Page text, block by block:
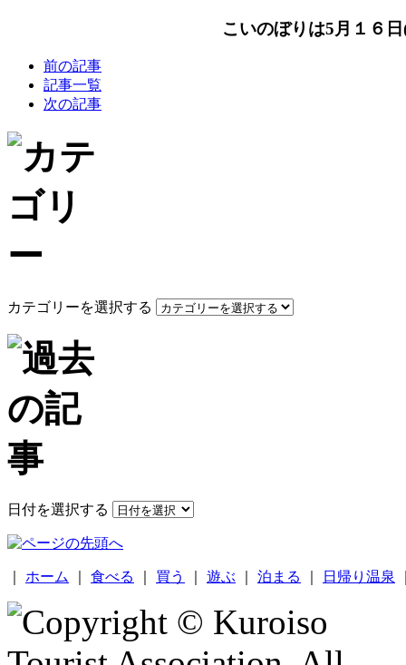
こいのぼりは5月１６
前の記事
記事一覧
次の記事
カテゴリーを選択する
日付を選択する
ホーム 食べる 買う 遊ぶ 泊まる 日帰り温泉